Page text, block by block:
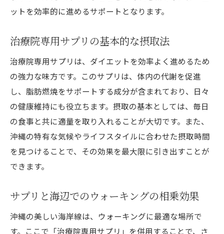
沖縄の気候がサプリ効果を高める理由
自然環境を活かしたリラックス方法
沖縄の自然と調和したマインドフルネス
自然散策とサプリ活用で心身を整える
サプリで補う沖縄のビタミン効果
治療院専用サプリを利用して沖縄の気候に適し
た効率的なダイエット法
沖縄の温暖気候とサプリの関係性
沖縄の涼しい時期を活かしたダイエット法
サプリと組み合わせるストレッチの魅力
ットを効率的に進めるサポートとなります。
治療院専用サプリの基本的な摂取法
治療院専用サプリは、ダイエットを効率よく進めるため
の強力な味方です。このサプリは、体内の代謝を促進
し、脂肪燃焼をサポートする成分が含まれており、日々
の健康維持にも役立ちます。摂取の基本としては、毎日
の食事と共に適量を取り入れることが大切です。また、
沖縄の特有な気候やライフスタイルに合わせた摂取時間
を見つけることで、その効果を最大限に引き出すことが
できます。
サプリと海辺でのウォーキングの相乗効果
沖縄の美しい海岸線は、ウォーキングに最適な場所で
す。ここで「治療院専用サプリ」を併用することで、さ